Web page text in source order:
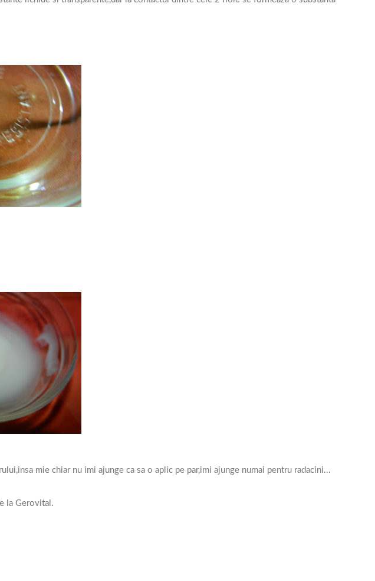
mie chiar nu imi ajunge ca sa o aplic pe par,imi ajunge numai pentru radacini...
la Gerovital.